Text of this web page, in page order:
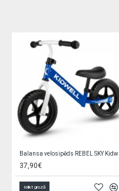
Podiņš BEAR white pearl MS-013-118
5,90€
Ielikt grozā